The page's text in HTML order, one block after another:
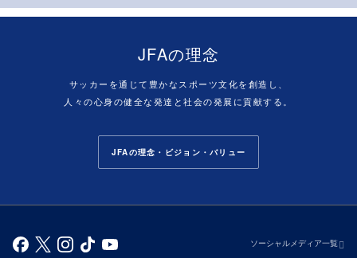
JFAの理念
サッカーを通じて豊かなスポーツ文化を創造し、
人々の心身の健全な発達と社会の発展に貢献する。
JFAの理念・ビジョン・バリュー
ソーシャルメディア一覧